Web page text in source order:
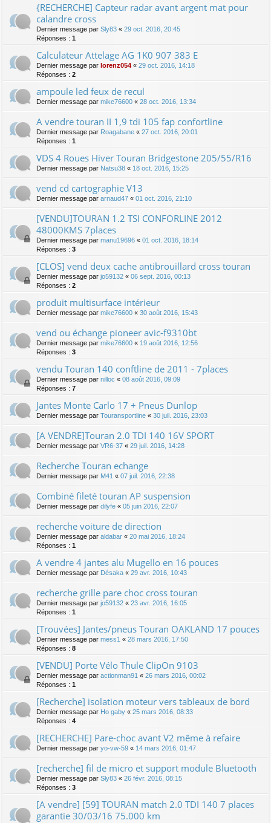
{RECHERCHE] Capteur radar avant argent mat pour
calandre cross
Dernier message par Sly83 « 29 oct. 2016, 20:45
Réponses : 1
Calculateur Attelage AG 1K0 907 383 E
Dernier message par lorenz054 « 29 oct. 2016, 14:18
Réponses : 2
ampoule led feux de recul
Dernier message par mike76600 « 28 oct. 2016, 13:34
A vendre touran II 1,9 tdi 105 fap confortline
Dernier message par Roagabane « 27 oct. 2016, 20:01
Réponses : 1
VDS 4 Roues Hiver Touran Bridgestone 205/55/R16
Dernier message par Natsu38 « 18 oct. 2016, 15:25
vend cd cartographie V13
Dernier message par arnaud47 « 01 oct. 2016, 21:10
[VENDU]TOURAN 1.2 TSI CONFORLINE 2012
48000KMS 7places
Dernier message par manu19696 « 01 oct. 2016, 18:14
Réponses : 3
[CLOS] vend deux cache antibrouillard cross touran
Dernier message par jo59132 « 06 sept. 2016, 00:13
Réponses : 2
produit multisurface intérieur
Dernier message par mike76600 « 30 août 2016, 15:43
vend ou échange pioneer avic-f9310bt
Dernier message par mike76600 « 19 août 2016, 12:56
Réponses : 3
vendu Touran 140 conftline de 2011 - 7places
Dernier message par nilloc « 08 août 2016, 09:09
Réponses : 7
Jantes Monte Carlo 17 + Pneus Dunlop
Dernier message par Touransportline « 30 juil. 2016, 23:03
[A VENDRE]Touran 2.0 TDI 140 16V SPORT
Dernier message par VR6-37 « 29 juil. 2016, 14:28
Recherche Touran echange
Dernier message par M41 « 07 juil. 2016, 22:38
Combiné fileté touran AP suspension
Dernier message par dilyfe « 05 juin 2016, 22:07
recherche voiture de direction
Dernier message par aldabar « 20 mai 2016, 18:24
Réponses : 1
A vendre 4 jantes alu Mugello en 16 pouces
Dernier message par Désaka « 29 avr. 2016, 10:43
recherche grille pare choc cross touran
Dernier message par jo59132 « 23 avr. 2016, 16:05
Réponses : 1
[Trouvées] Jantes/pneus Touran OAKLAND 17 pouces
Dernier message par mess1 « 28 mars 2016, 17:50
Réponses : 8
[VENDU] Porte Vélo Thule ClipOn 9103
Dernier message par actionman91 « 26 mars 2016, 00:02
Réponses : 1
[Recherche] isolation moteur vers tableaux de bord
Dernier message par Ho gaby « 25 mars 2016, 08:33
Réponses : 4
[RECHERCHE] Pare-choc avant V2 même à refaire
Dernier message par yo-vw-59 « 14 mars 2016, 01:47
[recherche] fil de micro et support module Bluetooth
Dernier message par Sly83 « 26 févr. 2016, 08:15
Réponses : 3
[A vendre] [59] TOURAN match 2.0 TDI 140 7 places
garantie 30/03/16 75.000 km